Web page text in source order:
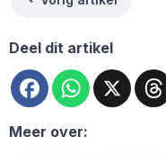
Deel dit artikel
FacebookWhatsApp
X
Meer over: